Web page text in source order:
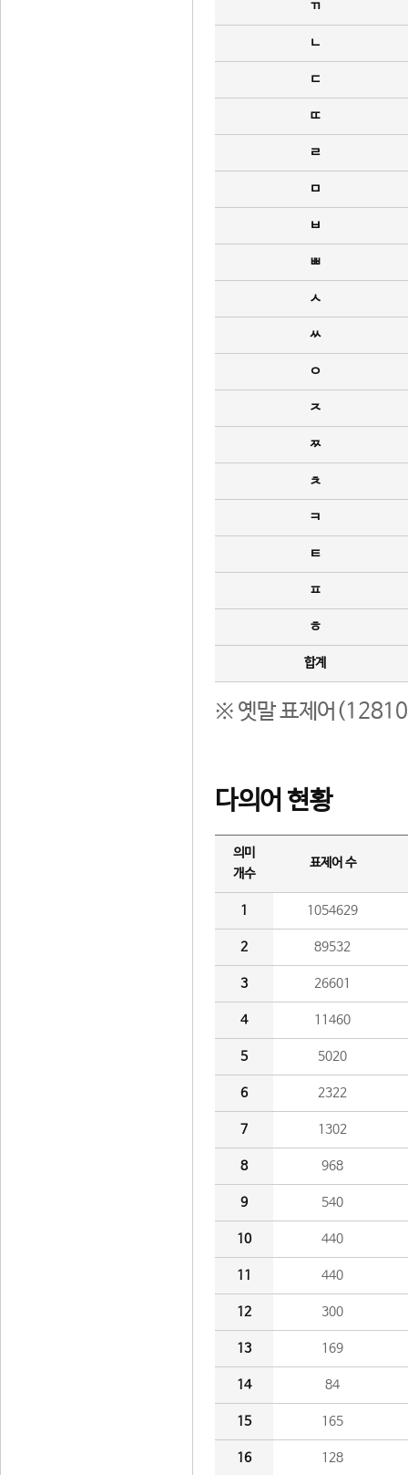
ㄲ
ㄴ
ㄷ
ㄸ
ㄹ
ㅁ
ㅂ
ㅃ
ㅅ
ㅆ
ㅇ
ㅈ
ㅉ
ㅊ
ㅋ
ㅌ
ㅍ
ㅎ
합계
※ 옛말 표제어(12810
다의어 현황
의미
개수
표제어 수
1 1054629
2 89532
3 26601
4 11460
5 5020
6 2322
7 1302
8 968
9 540
10 440
11 440
12 300
13 169
14 84
15 165
16 128